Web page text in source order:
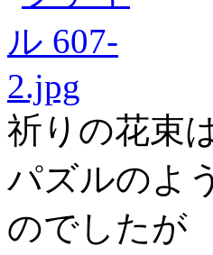
祈りの花束
パズルのよ
のでしたが